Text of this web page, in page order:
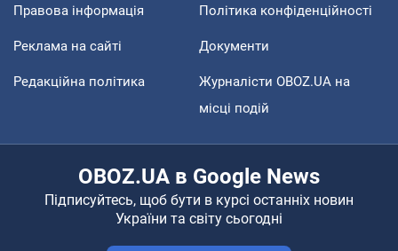
Правова інформація Політика конфіденційності
Реклама на сайті Документи
Редакційна політика
Журналісти OBOZ.UA на
місці подій
OBOZ.UA в Google News
Підписуйтесь, щоб бути в курсі останніх новин
України та світу сьогодні